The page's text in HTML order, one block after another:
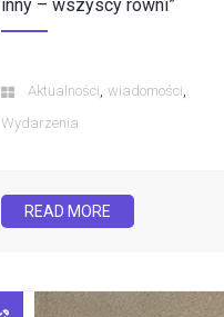
inny – wszyscy równi”
Aktualności, wiadomości,
Wydarzenia
READ MORE